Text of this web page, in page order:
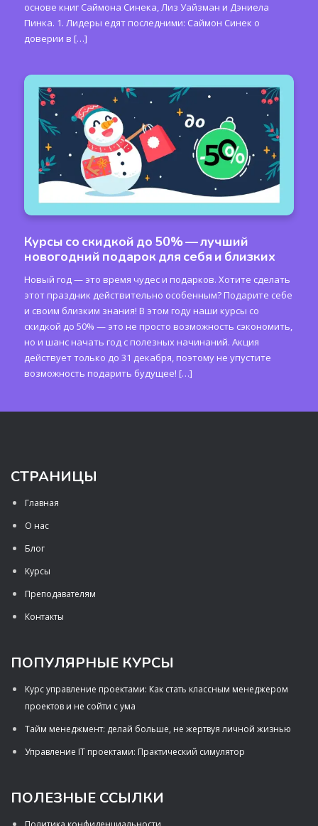
основе книг Саймона Синека, Лиз Уайзман и Дэниела
Пинка. 1. Лидеры едят последними: Саймон Синек о
доверии в […]
Курсы со скидкой до 50% — лучший
новогодний подарок для себя и близких
Новый год — это время чудес и подарков. Хотите сделать
этот праздник действительно особенным? Подарите себе
и своим близким знания! В этом году наши курсы со
скидкой до 50% — это не просто возможность сэкономить,
но и шанс начать год с полезных начинаний. Акция
действует только до 31 декабря, поэтому не упустите
возможность подарить будущее! […]
СТРАНИЦЫ
Главная
О нас
Блог
Курсы
Преподавателям
Контакты
ПОПУЛЯРНЫЕ КУРСЫ
Курс управление проектами: Как стать классным менеджером
проектов и не сойти с ума
Тайм менеджмент: делай больше, не жертвуя личной жизнью
Управление IT проектами: Практический симулятор
ПОЛЕЗНЫЕ ССЫЛКИ